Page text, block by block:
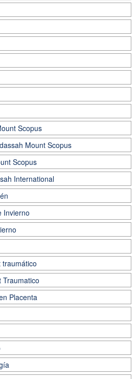
Scopus
Mount Scopus
Scopus
International
Invierno
Traumatico
Placenta